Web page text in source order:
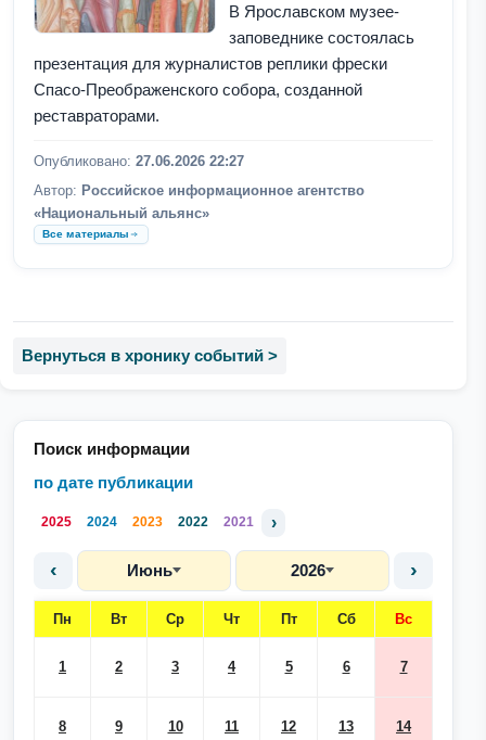
Поиск информации
по дате публикации
2025 2024 2023 2022 2021 ›
‹ Июнь 2026 ›
Пн Вт Ср Чт Пт Сб Вс
1 2 3 4 5 6 7
8 9 10 11 12 13 14
В Ярославском музее-
заповеднике состоялась
презентация для журналистов реплики фрески
Спасо-Преображенского собора, созданной
реставраторами.
Опубликовано: 27.06.2026 22:27
Автор: Российское информационное агентство
«Национальный альянс»
Все материалы
Вернуться в хронику событий >